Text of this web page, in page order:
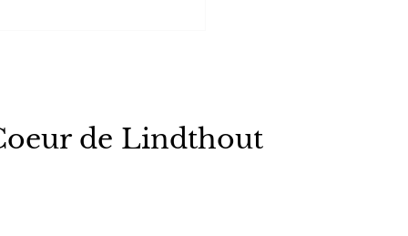
de Lindthout